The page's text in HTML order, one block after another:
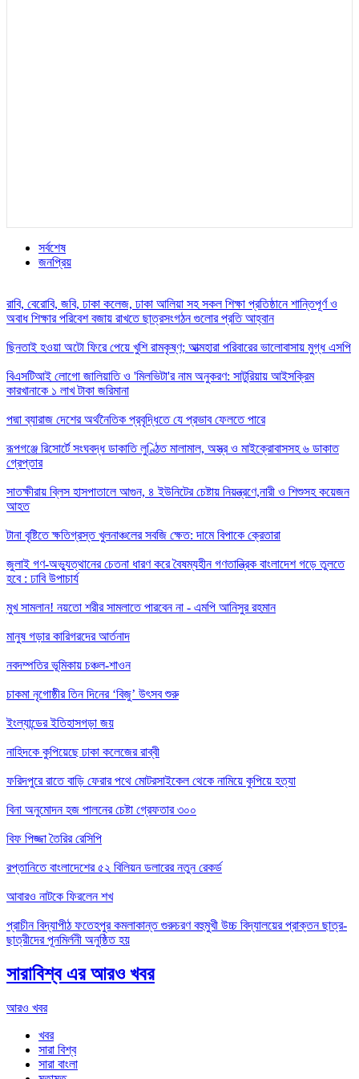
সর্বশেষ
জনপ্রিয়
রাবি, বেরোবি, জবি, ঢাকা কলেজ, ঢাকা আলিয়া সহ সকল শিক্ষা প্রতিষ্ঠানে শান্তিপূর্ণ ও
অবাধ শিক্ষার পরিবেশ বজায় রাখতে ছাত্রসংগঠন গুলোর প্রতি আহ্বান
ছিনতাই হওয়া অটো ফিরে পেয়ে খুশি রামকৃষ্ণ; আত্মহারা পরিবারের ভালোবাসায় মুগ্ধ এসপি
বিএসটিআই লোগো জালিয়াতি ও 'মিলভিটা'র নাম অনুকরণ: সাটুরিয়ায় আইসক্রিম
কারখানাকে ১ লাখ টাকা জরিমানা
পদ্মা ব্যারাজ দেশের অর্থনৈতিক প্রবৃদ্ধিতে যে প্রভাব ফেলতে পারে
রূপগঞ্জে রিসোর্টে সংঘবদ্ধ ডাকাতি লুণ্ঠিত মালামাল, অস্ত্র ও মাইক্রোবাসসহ ৬ ডাকাত
গ্রেপ্তার
সাতক্ষীরায় ব্লিস হাসপাতালে আগুন, ৪ ইউনিটের চেষ্টায় নিয়ন্ত্রণে,নারী ও শিশুসহ কয়েজন
আহত
টানা বৃষ্টিতে ক্ষতিগ্রস্ত খুলনাঞ্চলের সবজি ক্ষেত: দামে বিপাকে ক্রেতারা
জুলাই গণ-অভ্যুত্থানের চেতনা ধারণ করে বৈষম্যহীন গণতান্ত্রিক বাংলাদেশ গড়ে তুলতে
হবে : ঢাবি উপাচার্য
মুখ সামলান! নয়তো শরীর সামলাতে পারবেন না - এমপি আনিসুর রহমান
মানুষ গড়ার কারিগরদের আর্তনাদ
নবদম্পতির ভূমিকায় চঞ্চল-শাওন
চাকমা নৃগোষ্ঠীর তিন দিনের ‘বিজু’ উৎসব শুরু
ইংল্যান্ডের ইতিহাসগড়া জয়
নাহিদকে কুপিয়েছে ঢাকা কলেজের রাব্বী
ফরিদপুরে রাতে বাড়ি ফেরার পথে মোটরসাইকেল থেকে নামিয়ে কুপিয়ে হত্যা
বিনা অনুমোদন হজ পালনের চেষ্টা গ্রেফতার ৩০০
বিফ পিজ্জা তৈরির রেসিপি
রপ্তানিতে বাংলাদেশের ৫২ বিলিয়ন ডলারের নতুন রেকর্ড
আবারও নাটকে ফিরলেন শখ
প্রাচীন বিদ্যাপীঠ ফতেহপুর কমলাকান্ত গুরুচরণ বহুমুখী উচ্চ বিদ্যালয়ের প্রাক্তন ছাত্র-
ছাত্রীদের পূনমির্লনী অনুষ্ঠিত হয়
সারাবিশ্ব এর আরও খবর
আরও খবর
খবর
সারা বিশ্ব
সারা বাংলা